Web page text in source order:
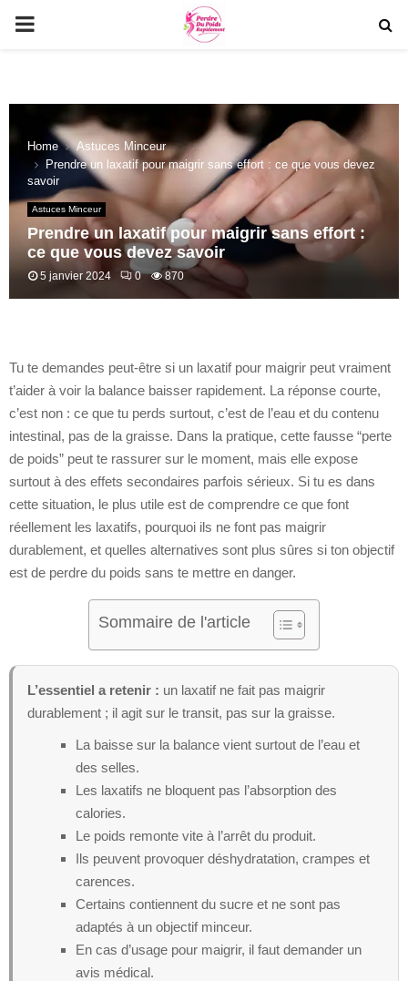
PRIMARY
Home
Astuces Minceur
Prendre un laxatif pour maigrir sans effort : ce que vous devez
savoir
Astuces Minceur
Prendre un laxatif pour maigrir sans effort :
ce que vous devez savoir
5 janvier 2024 0 870
Tu te demandes peut-être si un laxatif pour maigrir peut vraiment
t’aider à voir la balance baisser rapidement. La réponse courte,
c’est non : ce que tu perds surtout, c’est de l’eau et du contenu
intestinal, pas de la graisse. Dans la pratique, cette fausse “perte
de poids” peut te rassurer sur le moment, mais elle expose
surtout à des effets secondaires parfois sérieux. Si tu es dans
cette situation, le plus utile est de comprendre ce que font
réellement les laxatifs, pourquoi ils ne font pas maigrir
durablement, et quelles alternatives sont plus sûres si ton objectif
est de perdre du poids sans te mettre en danger.
Sommaire de l'article
L’essentiel a retenir : un laxatif ne fait pas maigrir
durablement ; il agit sur le transit, pas sur la graisse.
La baisse sur la balance vient surtout de l’eau et
des selles.
Les laxatifs ne bloquent pas l’absorption des
calories.
Le poids remonte vite à l’arrêt du produit.
Ils peuvent provoquer déshydratation, crampes et
carences.
Certains contiennent du sucre et ne sont pas
adaptés à un objectif minceur.
En cas d’usage pour maigrir, il faut demander un
avis médical.